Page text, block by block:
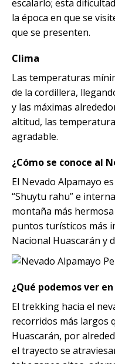
escalarlo; esta
la época en que se
que se presenten.
Clima
Las temperaturas
de la cordillera,
y las máximas
altitud, las
agradable.
¿Cómo se conoce al
El Nevado Alpamayo
“Shuytu rahu” e
montaña más
puntos turísticos más
Nacional Huascarán y
¿Qué podemos ver
El trekking hacia el
recorridos más largos
Huascarán, por
el trayecto se